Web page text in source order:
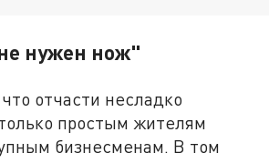
нужен нож"
отчасти несладко
простым жителям
бизнесменам. В том